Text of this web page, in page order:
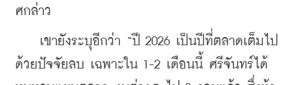
ศกล่าว
เขายังระบุอีกว่า “ปี 2026 เป็นปีที่ตลาดเต็มไป
ด้วยปัจจัยลบ เฉพาะใน 1-2 เดือนนี้ ศรีจันทร์ได้